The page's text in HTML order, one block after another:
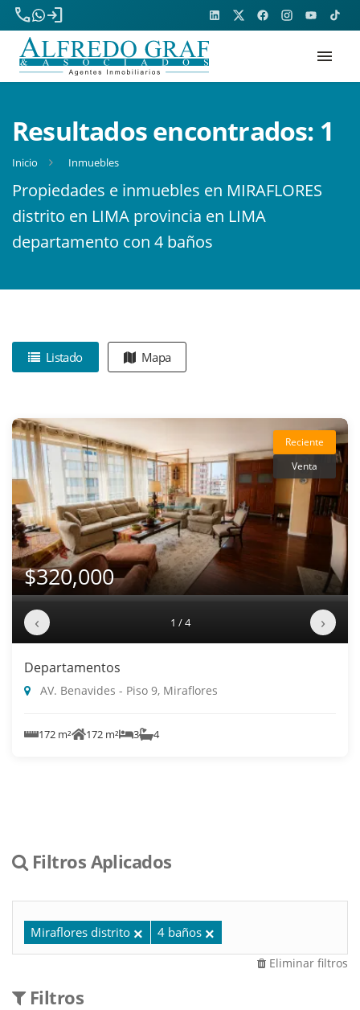
phone
login
menu
Resultados encontrados: 1
Inicio Inmuebles
Propiedades e inmuebles en MIRAFLORES
distrito en LIMA provincia en LIMA
departamento con 4 baños
Listado Mapa
Reciente
Venta
$320,000
‹ 1 / 4 ›
Departamentos
AV. Benavides - Piso 9, Miraflores
172 m² 172 m² 3 4
Filtros Aplicados
Miraflores distrito 4 baños
Eliminar filtros
Filtros